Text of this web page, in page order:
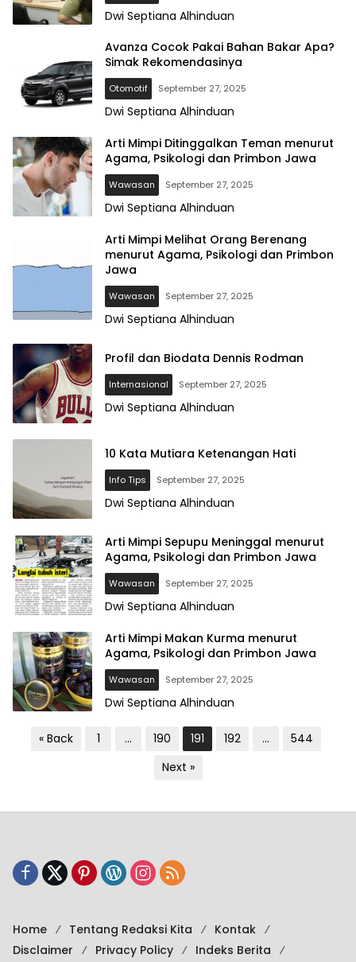
Dwi Septiana Alhinduan
redaksikita.comAvanza Cocok Pakai Bahan Bakar Apa?
Simak Rekomendasinya
Otomotif September 27, 2025
Dwi Septiana Alhinduan
Arti Mimpi Ditinggalkan Teman menurut
Agama, Psikologi dan Primbon Jawa
Wawasan September 27, 2025
Dwi Septiana Alhinduan
Arti Mimpi Melihat Orang Berenang
menurut Agama, Psikologi dan Primbon
Jawa
Wawasan September 27, 2025
Dwi Septiana Alhinduan
Profil dan Biodata Dennis Rodman
Internasional September 27, 2025
Dwi Septiana Alhinduan
10 Kata Mutiara Ketenangan Hati
Info Tips September 27, 2025
Dwi Septiana Alhinduan
Arti Mimpi Sepupu Meninggal menurut
Agama, Psikologi dan Primbon Jawa
Wawasan September 27, 2025
Dwi Septiana Alhinduan
Arti Mimpi Makan Kurma menurut
Agama, Psikologi dan Primbon Jawa
Wawasan September 27, 2025
Dwi Septiana Alhinduan
t
p
a
i
n
« Back 1 … 190 191 192 …
544
Next »
Home Tentang Redaksi Kita
Kontak
Disclaimer
Privacy Policy Indeks Berita